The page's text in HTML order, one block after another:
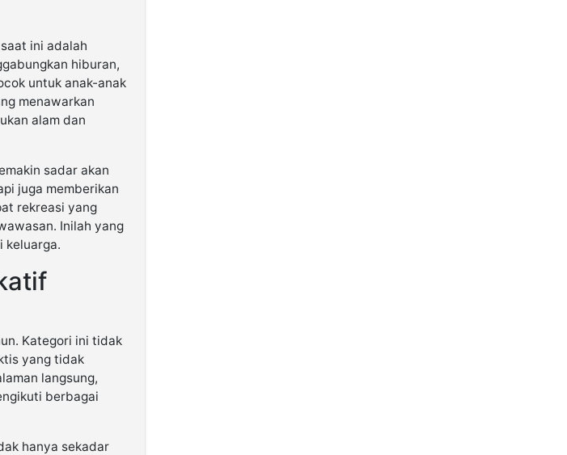
ini adalah
hiburan,
untuk anak-anak
menawarkan
alam dan
sadar akan
juga memberikan
rekreasi yang
Inilah yang
keluarga.
Kategori ini tidak
yang tidak
langsung,
berbagai
hanya sekadar